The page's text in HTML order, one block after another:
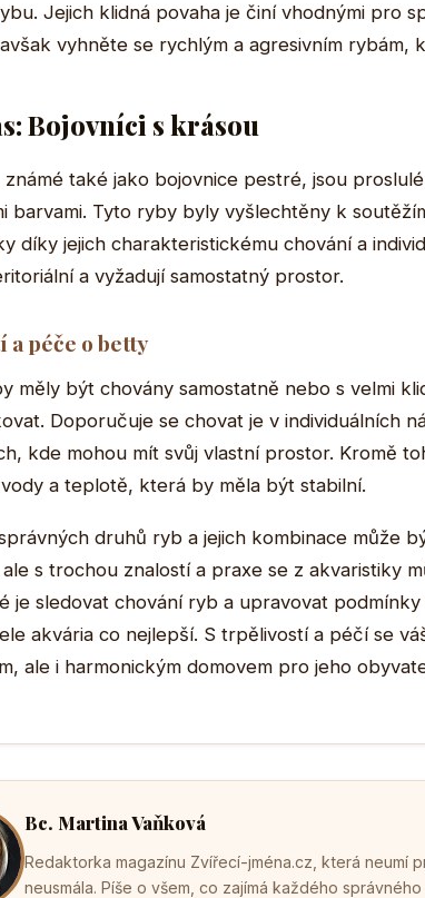
Jejich klidná povaha je činí vhodnými pro
vyhněte se rychlým a agresivním rybám,
Bojovníci s krásou
známé také jako bojovnice pestré, jsou
barvami. Tyto ryby byly vyšlechtěny k
díky jejich charakteristickému chování a
a vyžadují samostatný prostor.
a péče o betty
měly být chovány samostatně nebo s velmi
Doporučuje se chovat je v individuálních
kde mohou mít svůj vlastní prostor. Kromě
a teplotě, která by měla být stabilní.
druhů ryb a jejich kombinace může
s trochou znalostí a praxe se z akvaristiky
je sledovat chování ryb a upravovat
akvária co nejlepší. S trpělivostí a péčí se
ale i harmonickým domovem pro jeho
Bc. Martina Vaňková
Redaktorka magazínu Zvířecí-jména.cz, která neumí
neusmála. Píše o všem, co zajímá každého